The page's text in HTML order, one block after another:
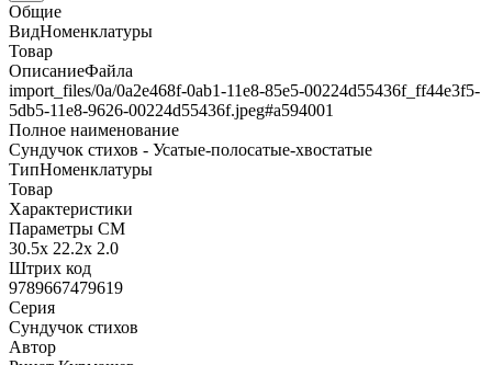
Общие
ВидНоменклатуры
Товар
ОписаниеФайла
import_files/0a/0a2e468f-0ab1-11e8-85e5-00224d55436f_ff44e3f5-
5db5-11e8-9626-00224d55436f.jpeg#а594001
Полное наименование
Сундучок стихов - Усатые-полосатые-хвостатые
ТипНоменклатуры
Товар
Характеристики
Параметры СМ
30.5x 22.2x 2.0
Штрих код
9789667479619
Серия
Сундучок стихов
Автор